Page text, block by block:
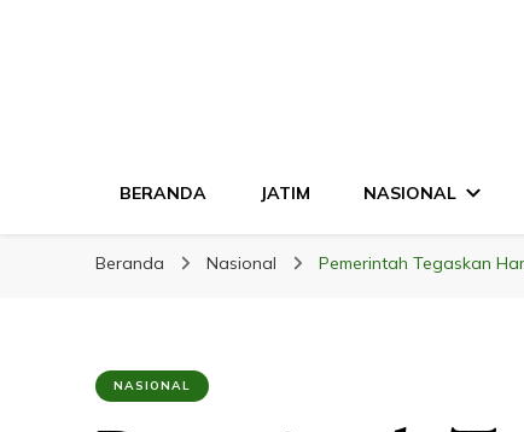
BERANDA JATIM NASIONAL
Beranda Nasional Pemerintah Tegaskan
NASIONAL